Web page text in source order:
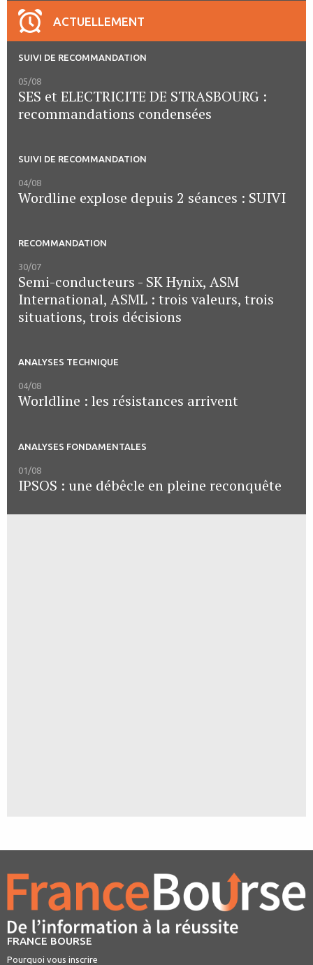
ACTUELLEMENT
SUIVI DE RECOMMANDATION
05/08
SES et ELECTRICITE DE STRASBOURG :
recommandations condensées
SUIVI DE RECOMMANDATION
04/08
Wordline explose depuis 2 séances : SUIVI
RECOMMANDATION
30/07
Semi-conducteurs - SK Hynix, ASM
International, ASML : trois valeurs, trois
situations, trois décisions
ANALYSES TECHNIQUE
04/08
Worldline : les résistances arrivent
ANALYSES FONDAMENTALES
01/08
IPSOS : une débêcle en pleine reconquête
FRANCE BOURSE
Pourquoi vous inscrire